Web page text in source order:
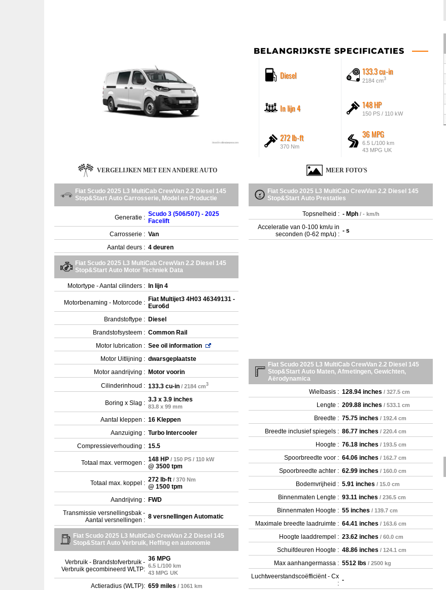
BELANGRIJKSTE SPECIFICATIES
Diesel 133.3 cu-in
2184 cm3
In lijn 4 148 HP
150 PS / 110 kW
272 lb-ft
370 Nm
36 MPG
6.5 L/100 km
43 MPG UK
VERGELIJKEN MET EEN ANDERE AUTO MEER FOTO'S
Fiat Scudo 2025 L3 MultiCab CrewVan 2.2 Diesel 145
Stop&Start Auto Carrosserie, Model en Productie
Generatie : Scudo 3 (506/507) - 2025
Facelift
Carrosserie : Van
Aantal deurs : 4 deuren
Fiat Scudo 2025 L3 MultiCab CrewVan 2.2 Diesel 145
Stop&Start Auto Motor Techniek Data
Motortype - Aantal cilinders : In lijn 4
Motorbenaming - Motorcode : Fiat Multijet3 4H03 46349131 -
Euro6d
Brandstoftype : Diesel
Brandstofsysteem : Common Rail
Motor lubrication : See oil information
Motor Uitlijning : dwarsgeplaatste
Motor aandrijving : Motor voorin
Cilinderinhoud : 133.3 cu-in / 2184 cm3
Boring x Slag : 3.3 x 3.9 inches
83.8 x 99 mm
Aantal kleppen : 16 Kleppen
Aanzuiging : Turbo Intercooler
Compressieverhouding : 15.5
Totaal max. vermogen : 148 HP / 150 PS / 110 kW
@ 3500 tpm
Totaal max. koppel : 272 lb-ft / 370 Nm
@ 1500 tpm
Aandrijving : FWD
Transmissie versnellingsbak -
Aantal versnellingen : 8 versnellingen Automatic
Fiat Scudo 2025 L3 MultiCab CrewVan 2.2 Diesel 145
Stop&Start Auto Verbruik, Heffing en autonomie
Verbruik - Brandstofverbruik -
Verbruik gecombineerd WLTP:
36 MPG
6.5 L/100 km
43 MPG UK
Actieradius (WLTP): 659 miles / 1061 km
Fiat Scudo 2025 L3 MultiCab CrewVan 2.2 Diesel 145
Stop&Start Auto Prestaties
Topsnelheid : - Mph / - km/h
Acceleratie van 0-100 km/u in
seconden (0-62 mp/u) : - s
Fiat Scudo 2025 L3 MultiCab CrewVan 2.2 Diesel 145
Stop&Start Auto Maten, Afmetingen, Gewichten,
Aërodynamica
Wielbasis : 128.94 inches / 327.5 cm
Lengte : 209.88 inches / 533.1 cm
Breedte : 75.75 inches / 192.4 cm
Breedte inclusief spiegels : 86.77 inches / 220.4 cm
Hoogte : 76.18 inches / 193.5 cm
Spoorbreedte voor : 64.06 inches / 162.7 cm
Spoorbreedte achter : 62.99 inches / 160.0 cm
Bodemvrijheid : 5.91 inches / 15.0 cm
Binnenmaten Lengte : 93.11 inches / 236.5 cm
Binnenmaten Hoogte : 55 inches / 139.7 cm
Maximale breedte laadruimte : 64.41 inches / 163.6 cm
Hoogte laaddrempel : 23.62 inches / 60.0 cm
Schuifdeuren Hoogte : 48.86 inches / 124.1 cm
Max aanhangermassa : 5512 lbs / 2500 kg
Luchtweerstandscoëfficiënt - Cx
: -